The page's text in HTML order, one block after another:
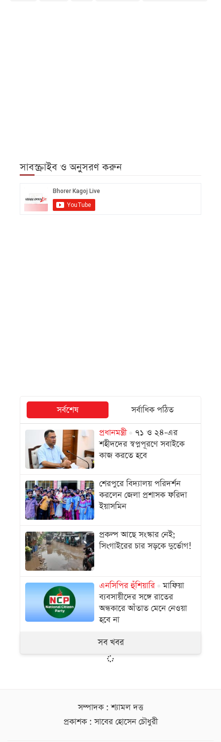
সাবস্ক্রাইব ও অনুসরণ করুন
সর্বশেষ
সর্বাধিক পঠিত
প্রধানমন্ত্রী
৭১ ও ২৪-এর
শহীদদের স্বপ্নপূরণে সবাইকে
কাজ করতে হবে
শেরপুরে বিদ্যালয় পরিদর্শন
করলেন জেলা প্রশাসক ফরিদা
ইয়াসমিন
প্রকল্প আছে সংস্কার নেই;
সিংগাইরের চার সড়কে দুর্ভোগ!
এনসিপির হুঁশিয়ারি
মাফিয়া
ব্যবসায়ীদের সঙ্গে রাতের
অন্ধকারে আঁতাত মেনে নেওয়া
হবে না
সব খবর
সম্পাদক : শ্যামল দত্ত
প্রকাশক : সাবের হোসেন চৌধুরী